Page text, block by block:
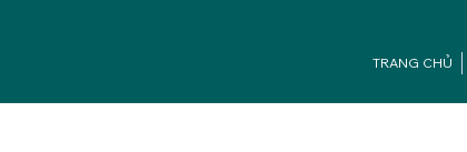
TRANG CHỦ